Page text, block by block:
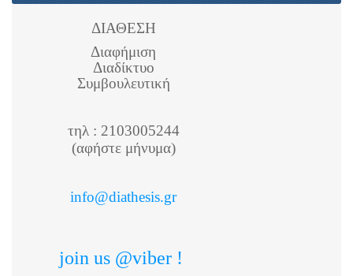
ΔΙΑΘΕΣΗ
Διαφήμιση
Διαδίκτυο
Συμβουλευτική
τηλ : 2103005244
(αφήστε μήνυμα)
info@diathesis.gr
join us @viber !